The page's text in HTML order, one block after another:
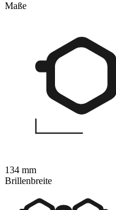
Maße
134 mm
Brillenbreite